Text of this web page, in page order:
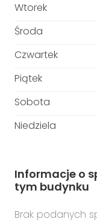
Wtorek
Środa
Czwartek
Piątek
Sobota
Niedziela
Informacje o
tym budynku
Brak podanych